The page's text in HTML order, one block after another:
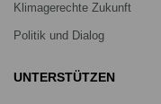
Klimagerechte Zukunft
Politik und Dialog
UNTERSTÜTZEN